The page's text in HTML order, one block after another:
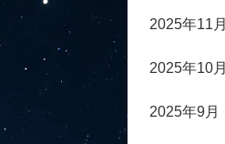
2025年11月
2025年10月
2025年9月